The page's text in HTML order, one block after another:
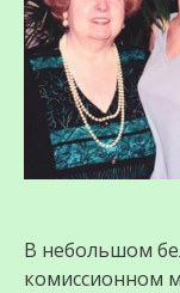
В небольшом
комиссионном